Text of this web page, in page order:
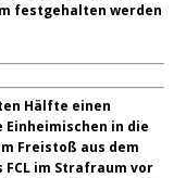
festgehalten werden
Hälfte einen
Einheimischen in die
Freistoß aus dem
im Strafraum vor